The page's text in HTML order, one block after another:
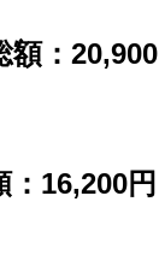
：
16,200円